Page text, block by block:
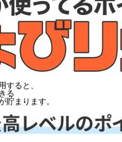
すると、
る
貯まります。